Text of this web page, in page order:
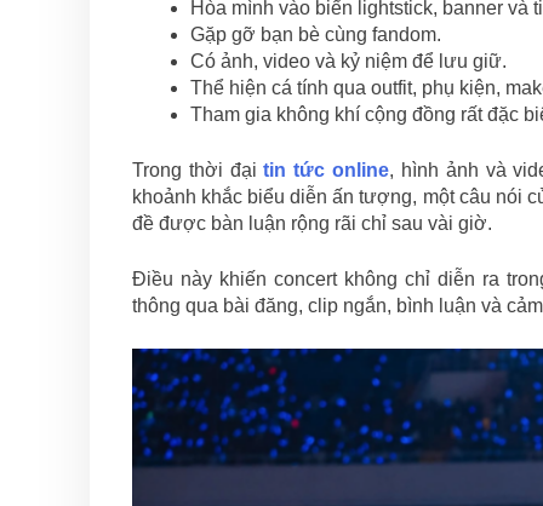
Hòa mình vào biển lightstick, banner và
Gặp gỡ bạn bè cùng fandom.
Có ảnh, video và kỷ niệm để lưu giữ.
Thể hiện cá tính qua outfit, phụ kiện,
Tham gia không khí cộng đồng rất đặc
Trong thời đạitin tức online, hình ảnh và
khoảnh khắc biểu diễn ấn tượng, một câu nói
đề được bàn luận rộng rãi chỉ sau vài giờ.
Điều này khiến concert không chỉ diễn ra
thông qua bài đăng, clip ngắn, bình luận và